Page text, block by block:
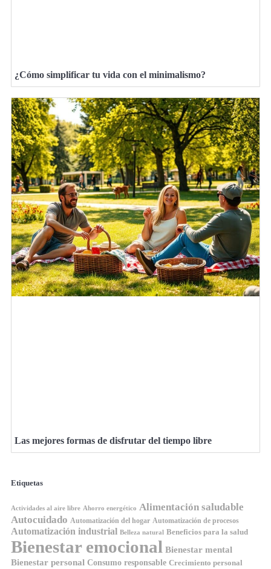
¿Cómo simplificar tu vida con el minimalismo?
Las mejores formas de disfrutar del tiempo libre
Etiquetas
Actividades al aire libre Ahorro energético Alimentación saludable
Autocuidado Automatización del hogar Automatización de procesos
Automatización industrial Belleza natural Beneficios para la salud
Bienestar emocional Bienestar mental
Bienestar personal Consumo responsable Crecimiento personal